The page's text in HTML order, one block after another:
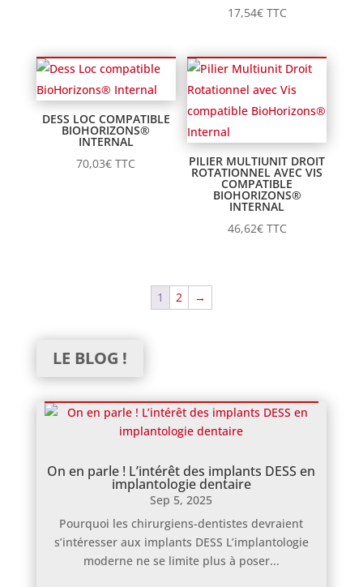
17,54€ TTC
DESS LOC COMPATIBLE
BIOHORIZONS®
INTERNAL
70,03€ TTC PILIER MULTIUNIT DROIT
ROTATIONNEL AVEC VIS
COMPATIBLE
BIOHORIZONS®
INTERNAL
46,62€ TTC
1 2 →
LE BLOG !
On en parle ! L’intérêt des implants DESS en
implantologie dentaire
Sep 5, 2025
Pourquoi les chirurgiens-dentistes devraient
s’intéresser aux implants DESS L’implantologie
moderne ne se limite plus à poser...